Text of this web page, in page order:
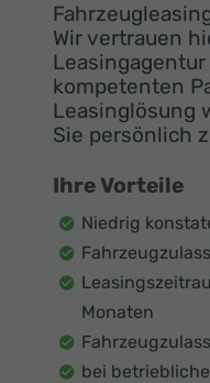
Wir vertrauen
kompetenten
Leasinglösung
Sie persönlich
Ihre Vorteile
Niedrig
Monaten
bei